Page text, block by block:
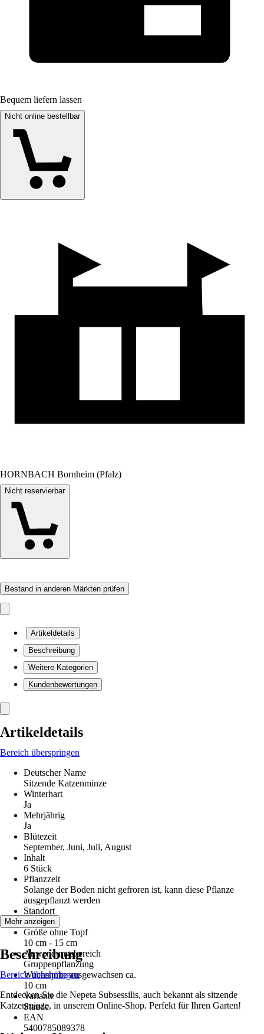
Bequem liefern lassen
Nicht online bestellbar
HORNBACH Bornheim (Pfalz)
Nicht reservierbar
Bestand in anderen Märkten prüfen
Artikeldetails
Beschreibung
Weitere Kategorien
Kundenbewertungen
Artikeldetails
Bereich überspringen
Deutscher Name
Sitzende Katzenminze
Winterhart
Ja
Mehrjährig
Ja
Blütezeit
September, Juni, Juli, August
Inhalt
6 Stück
Pflanzzeit
Solange der Boden nicht gefroren ist, kann diese Pflanze
ausgepflanzt werden
Standort
Sonne
Größe ohne Topf
10 cm - 15 cm
Anwendungsbereich
Gruppenpflanzung
Wuchshöhe ausgewachsen ca.
10 cm
Variante
Staude
EAN
5400785089378
Mehr anzeigen
Beschreibung
Bereich überspringen
Entdecken Sie die Nepeta Subsessilis, auch bekannt als sitzende
Katzenminze, in unserem Online-Shop. Perfekt für Ihren Garten!